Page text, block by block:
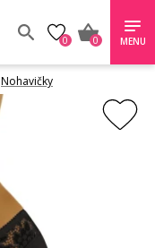
0 0 MENU
Nohavičky